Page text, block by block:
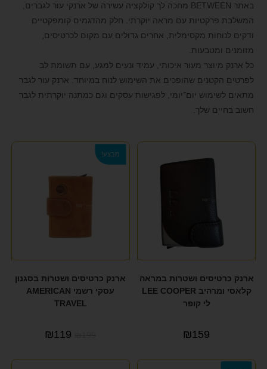
brightness_high ניגודיות בהירה
ניגודיות כהה
format_underlined הוסף קו תחתון לקישורים
font_download סמן קישורים
לאפס את כל האפשרויות
cached
באתר BETWEEN מחכה לך קולקציה עשירה של ארנקי עור לגברים,
המשלבת פרקטיות עם מראה יוקרתי. חלק מהדגמים קומפקטיים
ודקים לנוחות מקסימלית, אחרים גדולים עם מקום לכרטיסים,
מזומנים ומטבעות.
כל ארנק מיוצר מעור איכותי, עמיד ונעים למגע, עם תשומת לב
לפרטים הקטנים שהופכים את השימוש לנוח במיוחד. ארנק עור לגבר
מתאים לשימוש יום־יומי, לפגישות עסקים וגם כמתנה יוקרתית לגבר
חשוב בחיים שלך.
ארנק כרטיסים ושטרות במראה
קלאסי ומרהיב LEE COOPER
לי קופר
₪159
מבצע!
ארנק כרטיסים ושטרות בסגנון
עסקי רשמי AMERICAN
TRAVEL
₪199
₪119
TIMBERLAND (1)
TOMMY HILFIGER
TRAVEL CLUB (4)
VALENTINI(2)